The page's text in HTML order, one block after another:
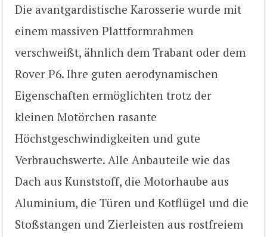
Die avantgardistische Karosserie wurde mit
einem massiven Plattformrahmen
verschweißt, ähnlich dem Trabant oder dem
Rover P6. Ihre guten aerodynamischen
Eigenschaften ermöglichten trotz der
kleinen Motörchen rasante
Höchstgeschwindigkeiten und gute
Verbrauchswerte. Alle Anbauteile wie das
Dach aus Kunststoff, die Motorhaube aus
Aluminium, die Türen und Kotflügel und die
Stoßstangen und Zierleisten aus rostfreiem